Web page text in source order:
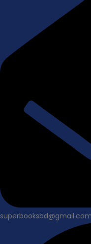
superbooksbd@gmail.com